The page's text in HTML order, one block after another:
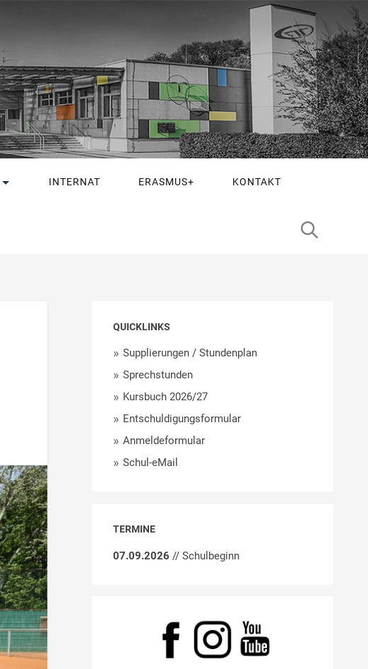
INTERNAT ERASMUS+ KONTAKT
QUICKLINKS
Supplierungen / Stundenplan
Sprechstunden
Kursbuch 2026/27
Entschuldigungsformular
Anmeldeformular
Schul-eMail
TERMINE
07.09.2026 // Schulbeginn